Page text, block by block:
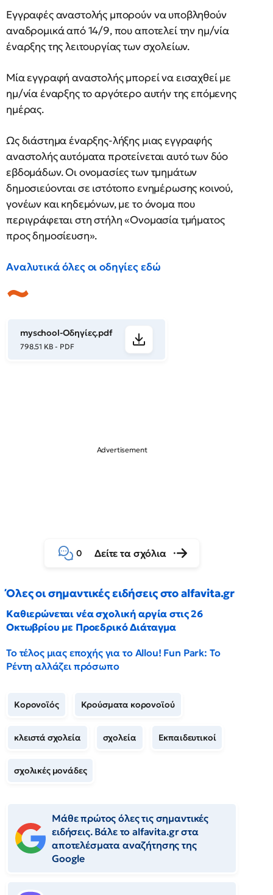
Εγγραφές αναστολής μπορούν να υποβληθούν
αναδρομικά από 14/9, που αποτελεί την ημ/νία
έναρξης της λειτουργίας των σχολείων.
Μία εγγραφή αναστολής μπορεί να εισαχθεί με
ημ/νία έναρξης το αργότερο αυτήν της επόμενης
ημέρας.
Ως διάστημα έναρξης-λήξης μιας εγγραφής
αναστολής αυτόματα προτείνεται αυτό των δύο
εβδομάδων. Οι ονομασίες των τμημάτων
δημοσιεύονται σε ιστότοπο ενημέρωσης κοινού,
γονέων και κηδεμόνων, με το όνομα που
περιγράφεται στη στήλη «Ονομασία τμήματος
προς δημοσίευση».
Αναλυτικά όλες οι οδηγίες εδώ
myschool-Οδηγίες.pdf
798.51 KB - PDF
0 Δείτε τα σχόλια
Όλες οι σημαντικές ειδήσεις στο alfavita.gr
Καθιερώνεται νέα σχολική αργία στις 26
Οκτωβρίου με Προεδρικό Διάταγμα
Το τέλος μιας εποχής για το Allou! Fun Park: Το
Ρέντη αλλάζει πρόσωπο
Κορονοϊός Κρούσματα κορονοϊού
κλειστά σχολεία σχολεία Εκπαιδευτικοί
σχολικές μονάδες
Μάθε πρώτος όλες τις σημαντικές
ειδήσεις. Βάλε το alfavita.gr στα
αποτελέσματα αναζήτησης της
Google